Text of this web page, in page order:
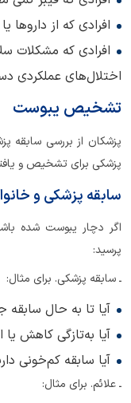
افرادی که از
افرادی که مشکلات
اختلال‌های عملکردی
تشخیص یبوست
پزشکان از بررسی سابقه
پزشکی برای تشخیص و
سابقه پزشکی و
اگر دچار یبوست شده
پرسید:
ـ سابقه پزشکی. برای مثال:
آیا تا به حال
آیا به‌تازگی کاهش
آیا سابقه کم‌خونی
ـ علائم. برای مثال: